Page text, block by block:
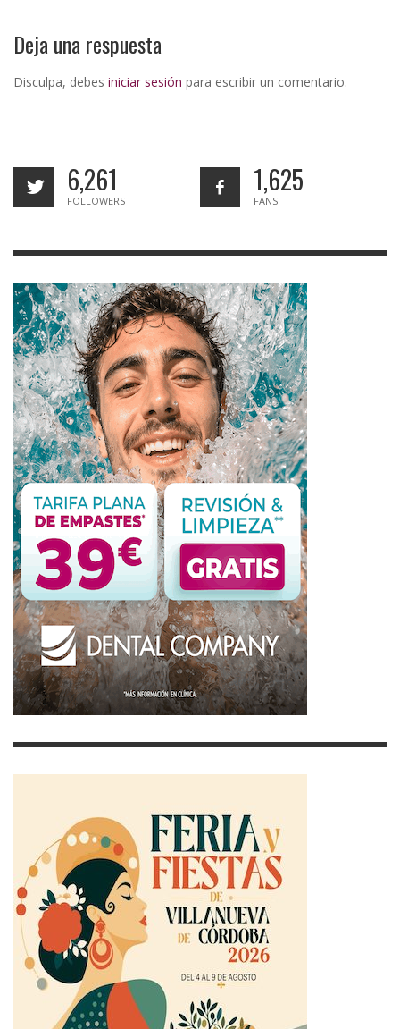
Deja una respuesta
Disculpa, debes iniciar sesión para escribir un comentario.
6,261
FOLLOWERS
1,625
FANS